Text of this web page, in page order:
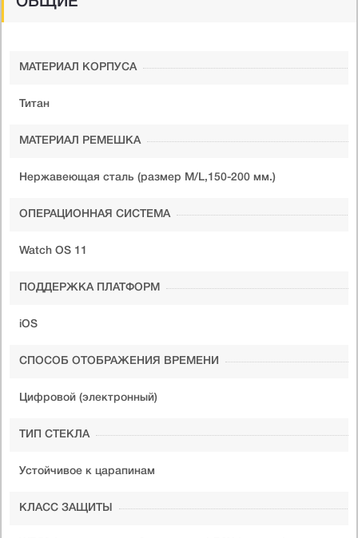
МАТЕРИАЛ КОРПУСА
Титан
МАТЕРИАЛ РЕМЕШКА
Нержавеющая сталь (размер M/L,150-200 мм.)
ОПЕРАЦИОННАЯ СИСТЕМА
Watch OS 11
ПОДДЕРЖКА ПЛАТФОРМ
iOS
СПОСОБ ОТОБРАЖЕНИЯ ВРЕМЕНИ
Цифровой (электронный)
ТИП СТЕКЛА
Устойчивое к царапинам
КЛАСС ЗАЩИТЫ